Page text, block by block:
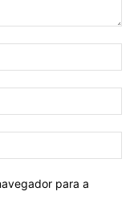
para a